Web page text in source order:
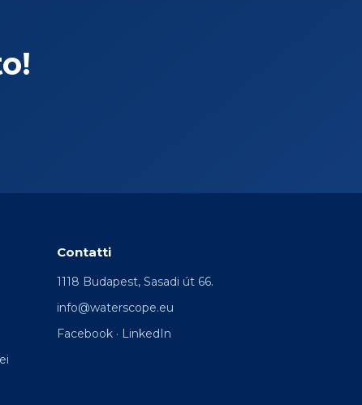
Contatti
1118 Budapest, Sasadi út 66.
info@waterscope.eu
Facebook · LinkedIn